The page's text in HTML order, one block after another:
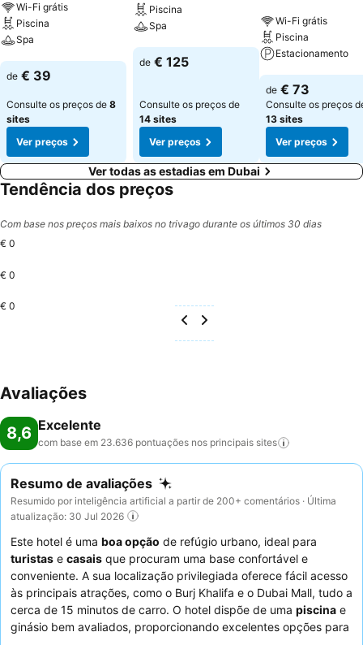
Wi-Fi grátis
Piscina
Spa
Ver preços
de € 39
Consulte os preços de 8
sites
Ver preços
Piscina
Spa
Ver preços
de € 125
Consulte os preços de
14 sites
Ver preços
Wi-Fi grátis
Piscina
Estacionamento
Ver preços
de € 73
Consulte os preços
13 sites
Ver preços
Ver todas as estadias em Dubai
Tendência dos preços
Com base nos preços mais baixos no trivago durante os últimos 30 dias
€ 0
€ 0
€ 0
Avaliações
8,6 Excelente
com base em 23.636 pontuações nos principais sites
Resumo de avaliações
Resumido por inteligência artificial a partir de 200+ comentários · Última
atualização: 30 Jul 2026
Este hotel é uma boa opção de refúgio urbano, ideal para
turistas e casais que procuram uma base confortável e
conveniente. A sua localização privilegiada oferece fácil acesso
às principais atrações, como o Burj Khalifa e o Dubai Mall, tudo a
cerca de 15 minutos de carro. O hotel dispõe de uma piscina e
ginásio bem avaliados, proporcionando excelentes opções para